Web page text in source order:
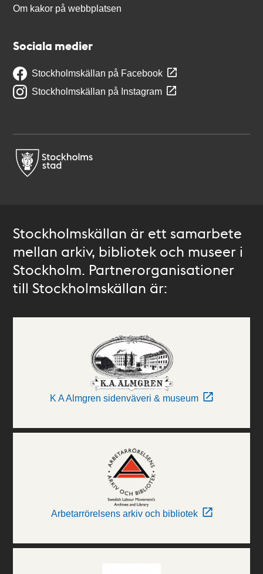
Om kakor på webbplatsen
Sociala medier
Stockholmskällan på Facebook
Stockholmskällan på Instagram
Stockholmskällan är ett samarbete
mellan arkiv, bibliotek och museer i
Stockholm. Partnerorganisationer
till Stockholmskällan är:
K A Almgren sidenväveri & museum
Arbetarrörelsens arkiv och bibliotek